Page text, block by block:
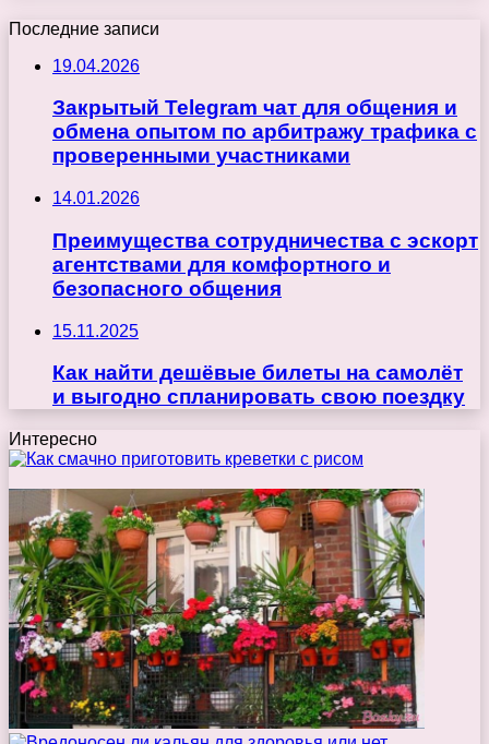
Последние записи
19.04.2026
Закрытый Telegram чат для общения и
обмена опытом по арбитражу трафика с
проверенными участниками
14.01.2026
Преимущества сотрудничества с эскорт
агентствами для комфортного и
безопасного общения
15.11.2025
Как найти дешёвые билеты на самолёт
и выгодно спланировать свою поездку
Интересно